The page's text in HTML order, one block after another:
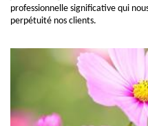
professionnelle significative qui
perpétuité nos clients.